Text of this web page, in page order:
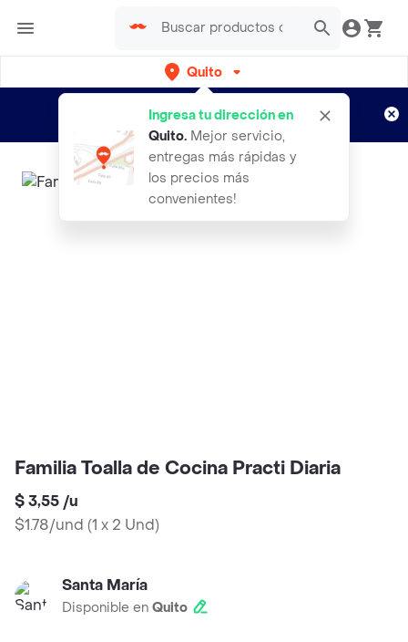
Quito
Ingresa tu dirección en
Quito. Mejor servicio,
entregas más rápidas y
los precios más
convenientes!
envíos gratis por semanas
Aplican TyC
Familia Toalla de Cocina Practi Diaria
$ 3,55 /u
$1.78/und (1 x 2 Und)
Santa María
Disponible en Quito